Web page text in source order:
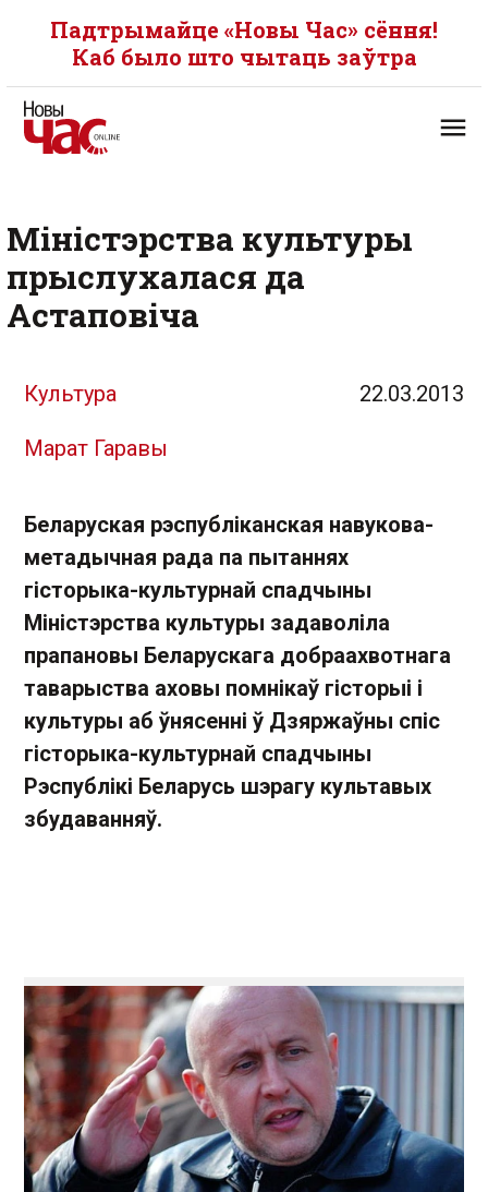
Падтрымайце «Новы Час» сёння!
Каб было што чытаць заўтра
Міністэрства культуры
прыслухалася да
Астаповіча
Культура 22.03.2013
Марат Гаравы
Беларуская рэспубліканская навукова-
метадычная рада па пытаннях
гісторыка-культурнай спадчыны
Міністэрства культуры задаволіла
прапановы Беларускага добраахвотнага
таварыства аховы помнікаў гісторыі і
культуры аб ўнясенні ў Дзяржаўны спіс
гісторыка-культурнай спадчыны
Рэспублікі Беларусь шэрагу культавых
збудаванняў.